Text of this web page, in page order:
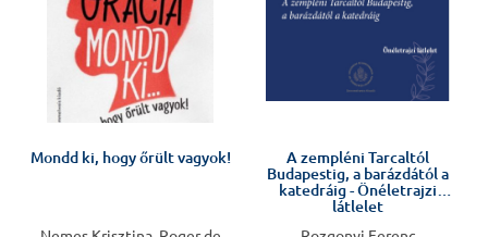
Mondd ki, hogy őrült vagyok!
A zempléni Tarcaltól
Budapestig, a barázdától a
katedráig - Önéletrajzi
látlelet